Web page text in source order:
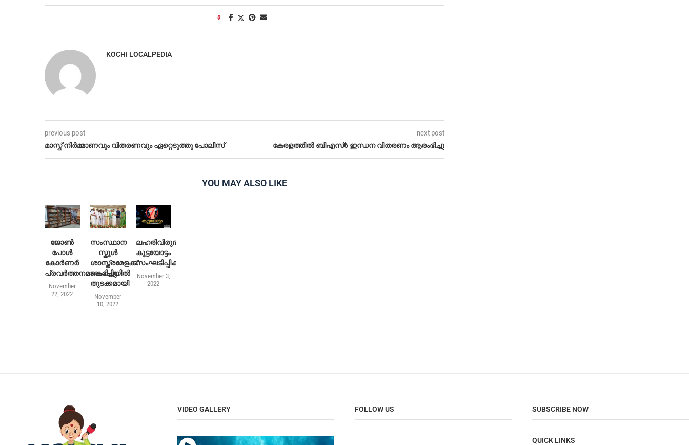
0
KOCHI LOCALPEDIA
previous post
മാസ്ക് നിർമ്മാണവും വിതരണവും ഏറ്റെടുത്തു പോലീസ്
next post
കേരളത്തിൽ ബിഎസ്6 ഇന്ധന വിതരണം ആരംഭിച്ചു
YOU MAY ALSO LIKE
ജോൺ
പോൾ
കോർണർ
പ്രവർത്തനമാരംഭിച്ചു
November
22, 2022
സംസ്ഥാന
സ്കൂൾ
ശാസ്ത്രമേളക്ക്
കൊച്ചിയിൽ
തുടക്കമായി
November
10, 2022
ലഹരിവിരുദ്ധ
കൂട്ടയോട്ടം
സംഘടിപ്പിക്കുന്നു
November 3,
2022
VIDEO GALLERY FOLLOW US SUBSCRIBE NOW
QUICK LINKS